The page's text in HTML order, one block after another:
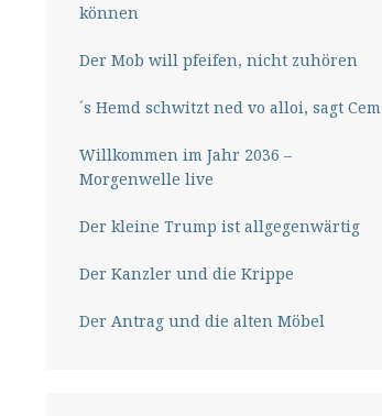
können
Der Mob will pfeifen, nicht zuhören
´s Hemd schwitzt ned vo alloi, sagt Cem
Willkommen im Jahr 2036 –
Morgenwelle live
Der kleine Trump ist allgegenwärtig
Der Kanzler und die Krippe
Der Antrag und die alten Möbel